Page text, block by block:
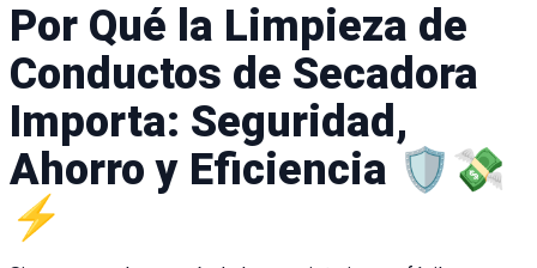
Por Qué la Limpieza de
Conductos de Secadora
Importa: Seguridad,
Ahorro y Eficiencia 🛡️💸
⚡